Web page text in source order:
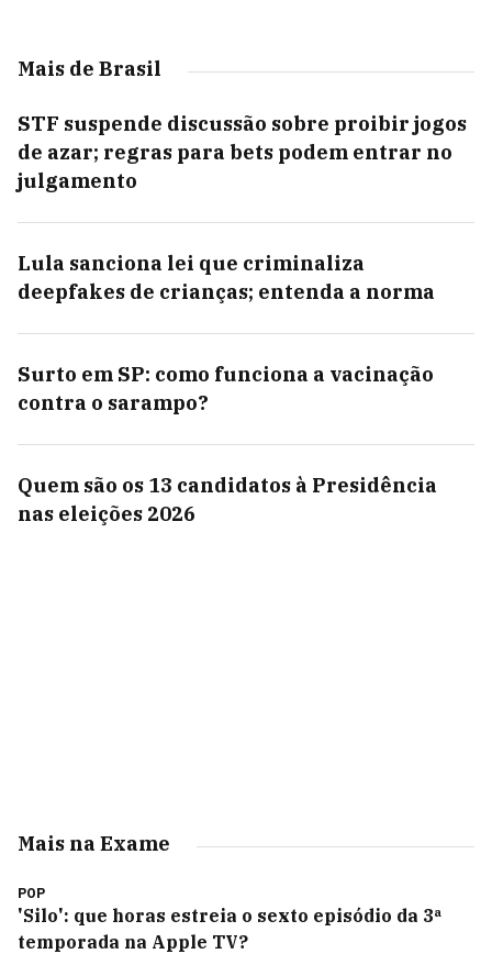
Mais de Brasil
STF suspende discussão sobre proibir jogos
de azar; regras para bets podem entrar no
julgamento
Lula sanciona lei que criminaliza
deepfakes de crianças; entenda a norma
Surto em SP: como funciona a vacinação
contra o sarampo?
Quem são os 13 candidatos à Presidência
nas eleições 2026
Mais na Exame
POP
'Silo': que horas estreia o sexto episódio da 3ª
temporada na Apple TV?